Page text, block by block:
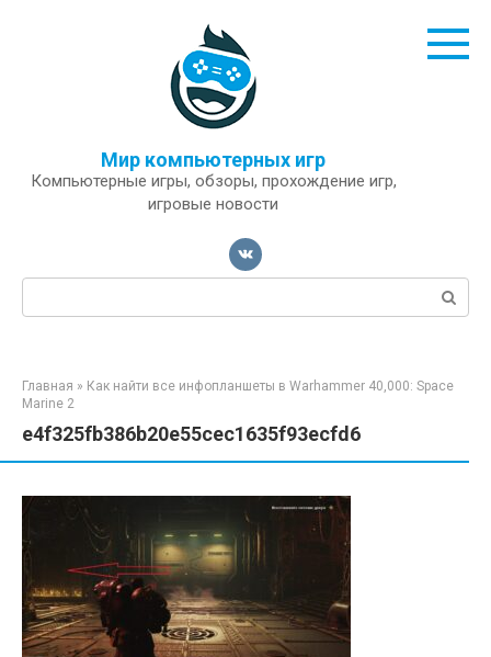
Мир компьютерных игр
Компьютерные игры, обзоры, прохождение игр,
игровые новости
Поиск:
Главная » Как найти все инфопланшеты в Warhammer 40,000: Space
Marine 2
e4f325fb386b20e55cec1635f93ecfd6